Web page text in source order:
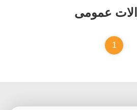
عمومی
1